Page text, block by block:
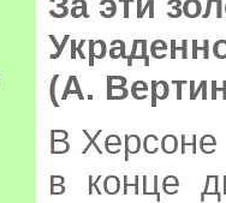
(А.
В
в конце